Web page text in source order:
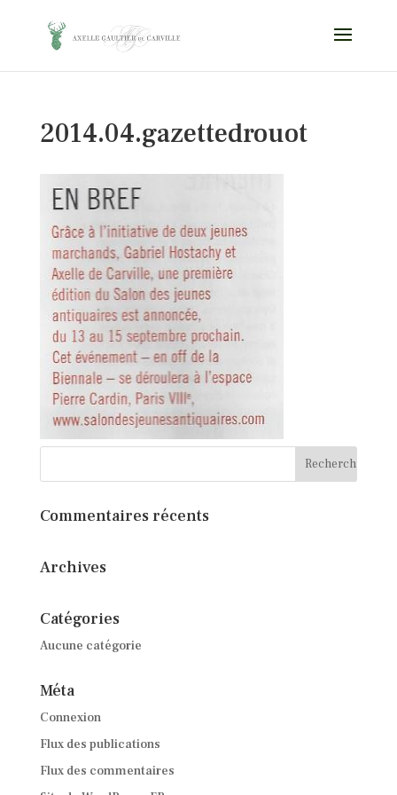
2014.04.gazettedrouot
Commentaires récents
Archives
Catégories
Aucune catégorie
Méta
Connexion
Flux des publications
Flux des commentaires